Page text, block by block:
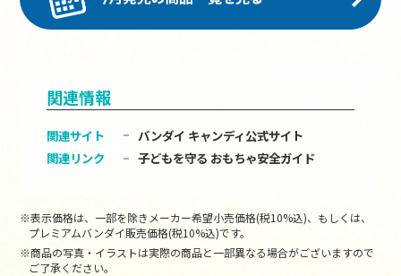
関連情報
関連サイト
バンダイ キャンディ公式サイト
関連リンク
子どもを守る おもちゃ安全ガイド
※表示価格は、一部を除きメーカー希望小売価格(税10%込)、もしくは、
プレミアムバンダイ販売価格(税10%込)です。
※商品の写真・イラストは実際の商品と一部異なる場合がございますので
ご了承ください。